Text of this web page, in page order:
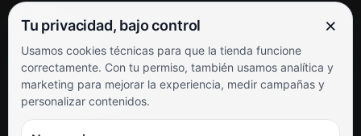
Soporte al cliente
Contacto
Términos y condiciones
Preguntas frecuentes
SÍGUENOS
Tu privacidad, bajo control ×
Usamos cookies técnicas para que la tienda funcione
correctamente. Con tu permiso, también usamos analítica y
marketing para mejorar la experiencia, medir campañas y
personalizar contenidos.